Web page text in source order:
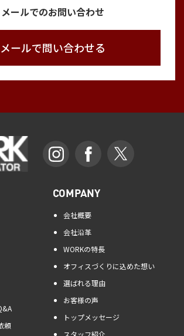
メールでのお問い合わせ
メールで問い合わせる
頼
COMPANY
会社概要
会社沿革
WORKの特長
オフィスづくりに込めた想い
選ばれる理由
お客様の声
トップメッセージ
スタッフ紹介